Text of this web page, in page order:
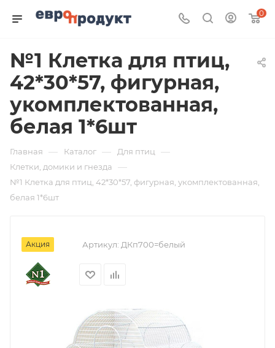
0
№1 Клетка для птиц,
42*30*57, фигурная,
укомплектованная,
белая 1*6шт
Главная — Каталог — Для птиц —
Клетки, домики и гнезда —
№1 Клетка для птиц, 42*30*57, фигурная, укомплектованная,
белая 1*6шт
Акция Артикул: ДКп700=белый